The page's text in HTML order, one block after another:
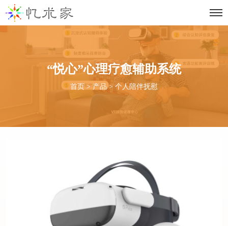
“悦心”心理疗愈辅助系统
首页> 产品>个人陪伴抚慰